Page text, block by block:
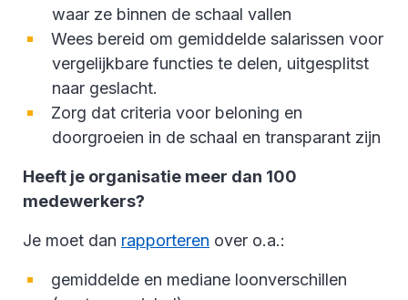
waar ze binnen de schaal vallen
Wees bereid om gemiddelde salarissen voor
vergelijkbare functies te delen, uitgesplitst
naar geslacht.
Zorg dat criteria voor beloning en
doorgroeien in de schaal en transparant zijn
Heeft je organisatie meer dan 100
medewerkers?
Je moet dan rapporteren over o.a.:
gemiddelde en mediane loonverschillen